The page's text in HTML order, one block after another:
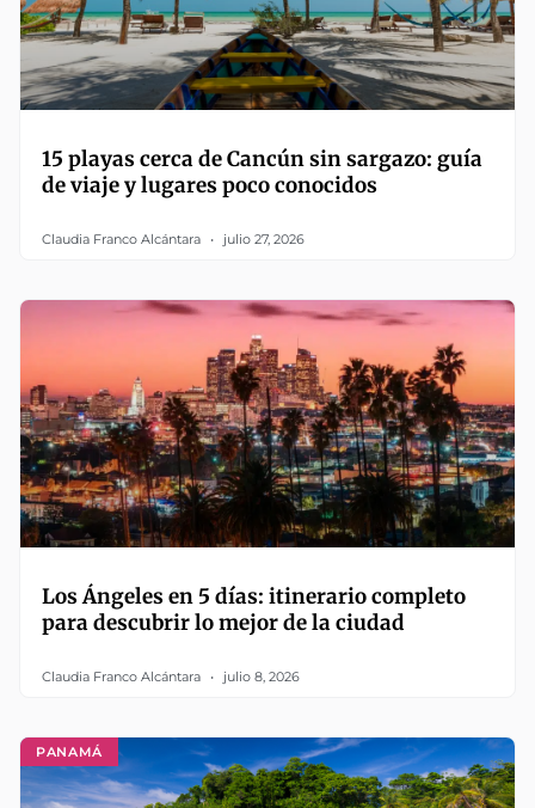
15 playas cerca de Cancún sin sargazo: guía
de viaje y lugares poco conocidos
Claudia Franco Alcántara julio 27, 2026
Los Ángeles en 5 días: itinerario completo
para descubrir lo mejor de la ciudad
Claudia Franco Alcántara julio 8, 2026
PANAMÁ